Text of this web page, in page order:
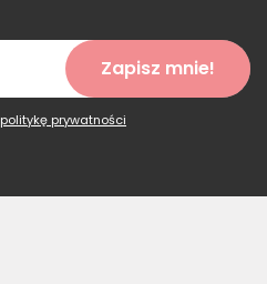
Zapisz mnie!
politykę prywatności